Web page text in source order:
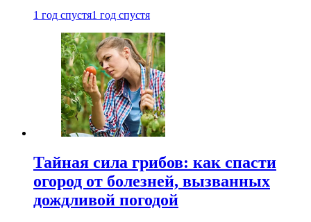
1 год спустя1 год спустя
Тайная сила грибов: как спасти
огород от болезней, вызванных
дождливой погодой